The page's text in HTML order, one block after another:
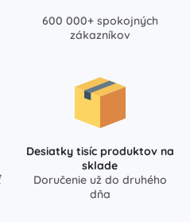
600 000+ spokojných
zákazníkov
Desiatky tisíc produktov na
sklade
Doručenie už do druhého
dňa